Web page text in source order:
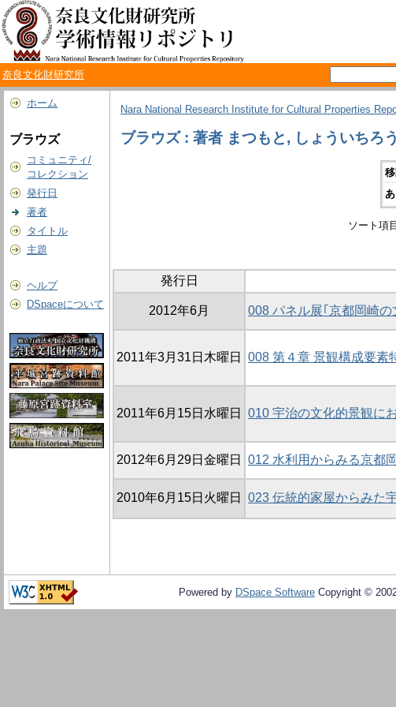
奈良文化財研究所
ホーム
ブラウズ
コミュニティ/
コレクション
発行日
著者
タイトル
主題
ヘルプ
DSpaceについて
Nara National Research Institute for Cultural Properties
ブラウズ : 著者 まつもと, しょういちろう
ソート項
発行日
2012年6月 008 パネル展｢京都岡崎の
2011年3月31日木曜日 008 第４章 景観構成要素
2011年6月15日水曜日 010 宇治の文化的景観に
2012年6月29日金曜日 012 水利用からみる京都
2010年6月15日火曜日 023 伝統的家屋からみた
Powered by DSpace Software Copyright ©